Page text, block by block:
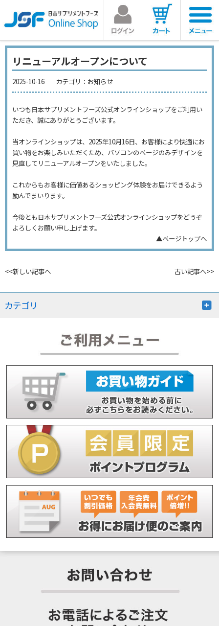
リニューアルオープンについて
2025-10-16 カテゴリ： お知らせ
いつも日本サプリメントフーズ公式オンラインショップをご利用い
ただき、誠にありがとうございます。
当オンラインショップは、2025年10月16日、お客様により快適にお
買い物をお楽しみいただくため、パソコンのページのみデザインを
見直してリニューアルオープンをいたしました。
これからもお客様に価値あるショッピング体験をお届けできるよう
励んでまいります。
今後とも日本サプリメントフーズ公式オンラインショップをどうぞ
よろしくお願い申し上げます。
▲ページトップへ
古い記事へ>>
<<新しい記事へ
カテゴリ